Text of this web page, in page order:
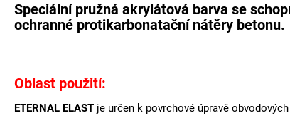
Speciální pružná akrylátová barva se
ochranné protikarbonatační nátěry betonu.
Oblast použití:
ETERNAL ELAST je určen k povrchové úpravě